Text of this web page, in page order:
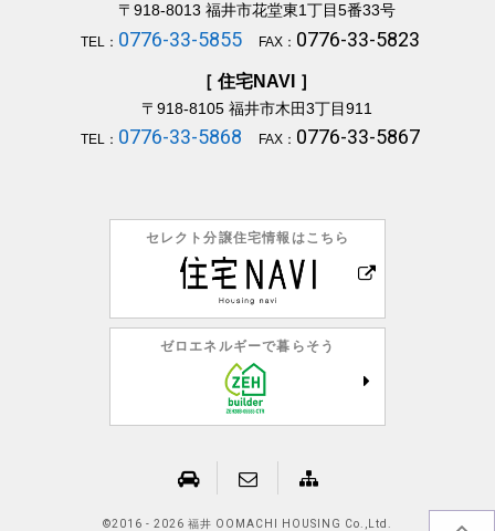
〒918-8013 福井市花堂東1丁目5番33号
TEL： 0776-33-5855 FAX： 0776-33-5823
［ 住宅NAVI ］
〒918-8105福井市木田3丁目911
TEL： 0776-33-5868 FAX： 0776-33-5867
セレクト分譲住宅情報はこちら
ゼロエネルギーで暮らそう
©2016 - 2026 福井 OOMACHI HOUSING Co.,Ltd.